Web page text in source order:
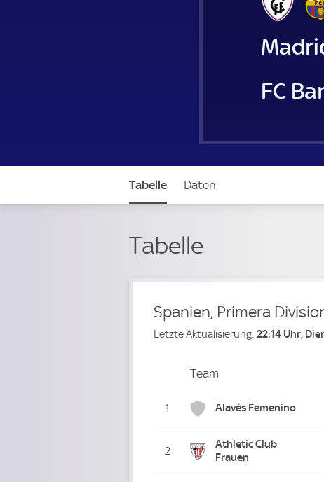
FC
Tabelle Daten
Tabelle
Spanien, Primera
Letzte Aktualisierung: 22:14 Uhr,
PlatzTeam
1 Alavés Femenino
2
Athletic Club
Frauen